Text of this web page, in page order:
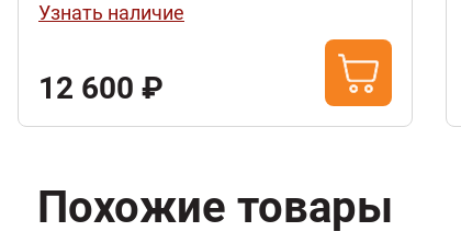
Узнать наличие
12 600 ₽
Похожие товары